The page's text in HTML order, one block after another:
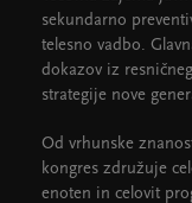
sekundarno
telesno vadbo.
dokazov iz
strategije nove
Od vrhunske
kongres združuje
enoten in celovit